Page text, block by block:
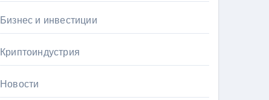
Бизнес и инвестиции
Криптоиндустрия
Новости